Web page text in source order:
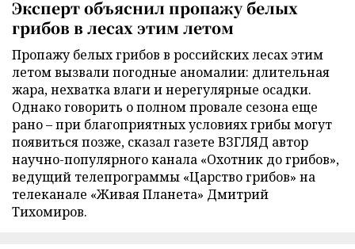
Эксперт объяснил пропажу белых
грибов в лесах этим летом
Пропажу белых грибов в российских лесах этим
летом вызвали погодные аномалии: длительная
жара, нехватка влаги и нерегулярные осадки.
Однако говорить о полном провале сезона еще
рано – при благоприятных условиях грибы могут
появиться позже, сказал газете ВЗГЛЯД автор
научно-популярного канала «Охотник до грибов»,
ведущий телепрограммы «Царство грибов» на
телеканале «Живая Планета» Дмитрий
Тихомиров.